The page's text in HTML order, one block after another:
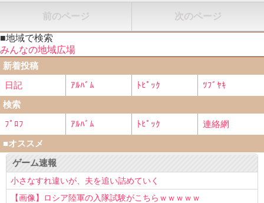
前のページ 次のページ
■地域で検索
みんなの地域広場
新着投稿
日記
ｱﾙﾊﾞﾑ ﾄﾋﾟｯｸ
ﾂﾌﾞﾔｷ
検索
ﾌﾟﾛﾌ
ｱﾙﾊﾞﾑ ﾄﾋﾟｯｸ
連絡網
■オススメ
ゲーム速報
小さなすれ違いが、夫を追い詰めていく
【画像】ロシア陸軍の入隊試験がこちらｗｗｗｗｗ